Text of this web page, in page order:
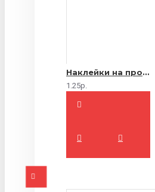
Наклейки на продукты
1.25р.